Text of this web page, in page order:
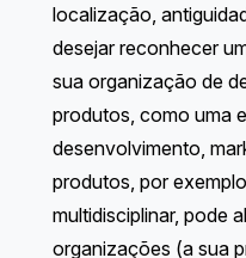
localização,
desejar reconhecer
sua organização de
produtos, como uma
desenvolvimento,
produtos, por
multidisciplinar, pode
organizações (a sua